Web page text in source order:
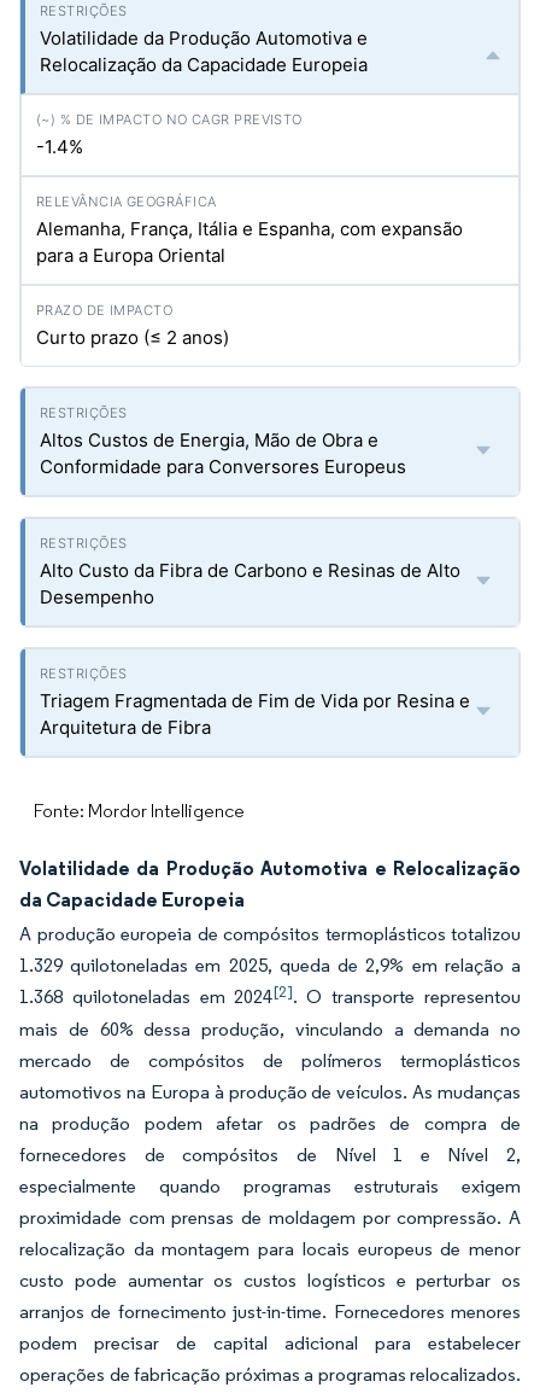
Volatilidade da Produção Automotiva e
Relocalização da Capacidade Europeia
-1.4%
Alemanha, França, Itália e Espanha, com expansão
para a Europa Oriental
Curto prazo (≤ 2 anos)
Altos Custos de Energia, Mão de Obra e
Conformidade para Conversores Europeus
Alto Custo da Fibra de Carbono e Resinas de Alto
Desempenho
Triagem Fragmentada de Fim de Vida por Resina e
Arquitetura de Fibra
Fonte: Mordor Intelligence
Volatilidade da Produção Automotiva e Relocalização
da Capacidade Europeia
A produção europeia de compósitos termoplásticos totalizou
1.329 quilotoneladas em 2025, queda de 2,9% em relação a
1.368 quilotoneladas em 2024[2]. O transporte representou
mais de 60% dessa produção, vinculando a demanda no
mercado de compósitos de polímeros termoplásticos
automotivos na Europa à produção de veículos. As mudanças
na produção podem afetar os padrões de compra de
fornecedores de compósitos de Nível 1 e Nível 2,
especialmente quando programas estruturais exigem
proximidade com prensas de moldagem por compressão. A
relocalização da montagem para locais europeus de menor
custo pode aumentar os custos logísticos e perturbar os
arranjos de fornecimento just-in-time. Fornecedores menores
podem precisar de capital adicional para estabelecer
operações de fabricação próximas a programas relocalizados.